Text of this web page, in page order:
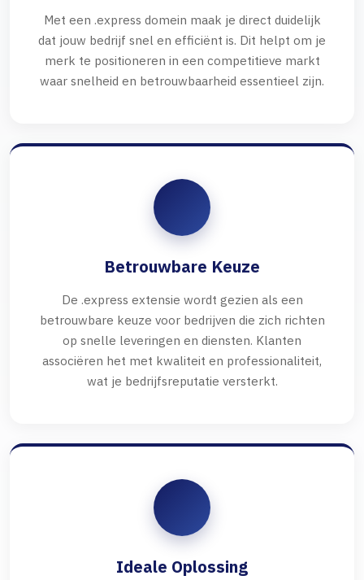
Met een .express domein maak je direct duidelijk
dat jouw bedrijf snel en efficiënt is. Dit helpt om je
merk te positioneren in een competitieve markt
waar snelheid en betrouwbaarheid essentieel zijn.
Betrouwbare Keuze
De .express extensie wordt gezien als een
betrouwbare keuze voor bedrijven die zich richten
op snelle leveringen en diensten. Klanten
associëren het met kwaliteit en professionaliteit,
wat je bedrijfsreputatie versterkt.
Ideale Oplossing